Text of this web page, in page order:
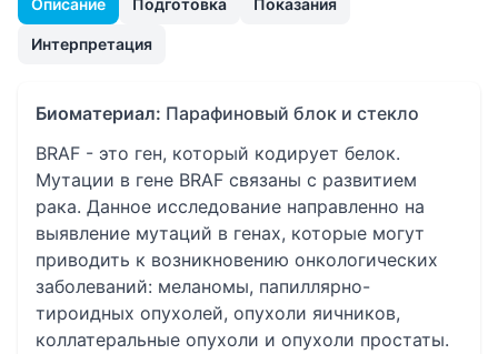
Описание Подготовка Показания
Интерпретация
Биоматериал: Парафиновый блок и стекло
BRAF - это ген, который кодирует белок.
Мутации в гене BRAF связаны с развитием
рака. Данное исследование направленно на
выявление мутаций в генах, которые могут
приводить к возникновению онкологических
заболеваний: меланомы, папиллярно-
тироидных опухолей, опухоли яичников,
коллатеральные опухоли и опухоли простаты.